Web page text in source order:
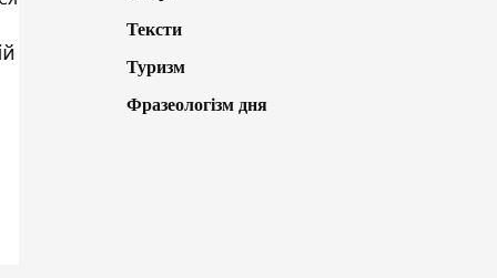
Тексти
Туризм
Фразеологізм дня